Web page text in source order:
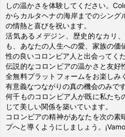
しの温かさを体験してください。
からカルタヘナの海岸までのシング
の情熱と喜びを祝います。
活気あるメデジン、歴史的なカリ
も、あなたの人生への愛、家族の価
性の良いコロンビア人と出会ってくだ
伝説的なコロンビアの温かさと友好
全無料プラットフォームをお楽しみ
有意義なつながりの真の機会のみです
何千ものコロンビア人が既に私たち
じて美しい関係を築いています。
コロンビアの精神があなたを次の素
プへと導くようにしましょう。